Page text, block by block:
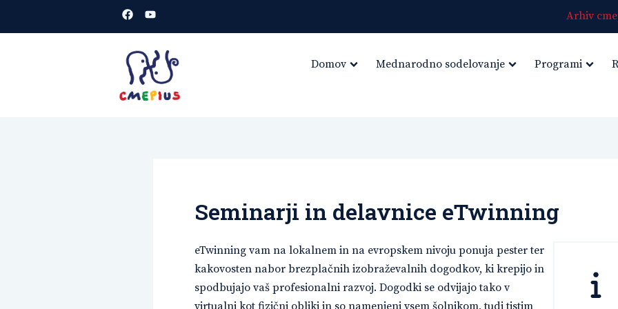
Arhiv
Domov Mednarodno sodelovanje Programi
Seminarji in delavnice eTwinning
eTwinning vam na lokalnem in na evropskem nivoju ponuja pester ter
kakovosten nabor brezplačnih izobraževalnih dogodkov, ki krepijo in
spodbujajo vaš profesionalni razvoj. Dogodki se odvijajo tako v
virtualni kot fizični obliki in so namenjeni vsem šolnikom, tudi tistim